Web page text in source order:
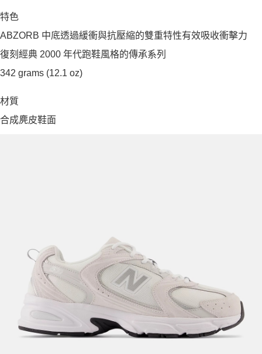
特色
ABZORB 中底透過緩衝與抗壓縮的雙重特性有效吸收衝擊力
復刻經典 2000 年代跑鞋風格的傳承系列
342 grams (12.1 oz)
材質
合成麂皮鞋面